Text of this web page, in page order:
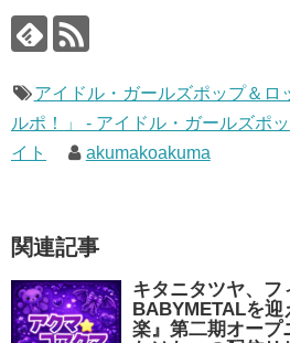
アイドル・ガールズポップ＆ロ
ルポ！」 - アイドル・ガールズポ
イト
akumakoakuma
関連記事
キタニタツヤ、フ
BABYMETALを迎
楽』第二期オープ